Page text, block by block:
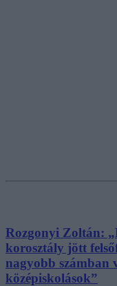
Rozgonyi Zoltán:
korosztály jött
nagyobb számban
középiskolások”